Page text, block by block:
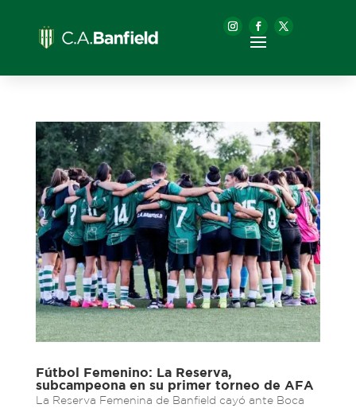
Fútbol Femenino: La Reserva,
subcampeona en su primer torneo de AFA
La Reserva Femenina de Banfield cayó ante Boca